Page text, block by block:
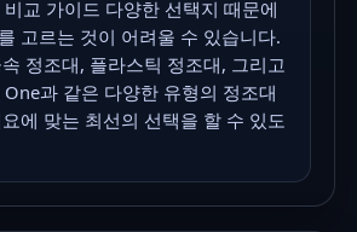
교 가이드 다양한 선택지 때문에
고르는 것이 어려울 수 있습니다.
정조대, 플라스틱 정조대, 그리고
과 같은 다양한 유형의 정조대
에 맞는 최선의 선택을 할 수 있도